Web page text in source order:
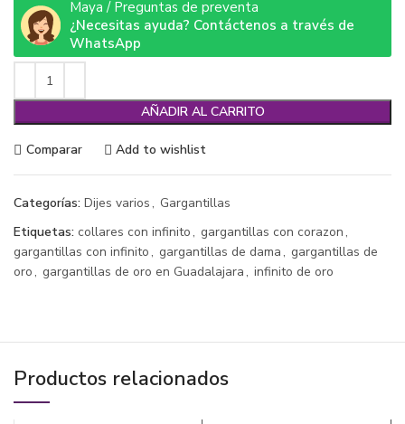
Maya / Preguntas de preventa
¿Necesitas ayuda? Contáctenos a través de
WhatsApp
AÑADIR AL CARRITO
Comparar Add to wishlist
Categorías: Dijes varios, Gargantillas
Etiquetas: collares con infinito, gargantillas con corazon,
gargantillas con infinito, gargantillas de dama, gargantillas de
oro, gargantillas de oro en Guadalajara, infinito de oro
Productos relacionados